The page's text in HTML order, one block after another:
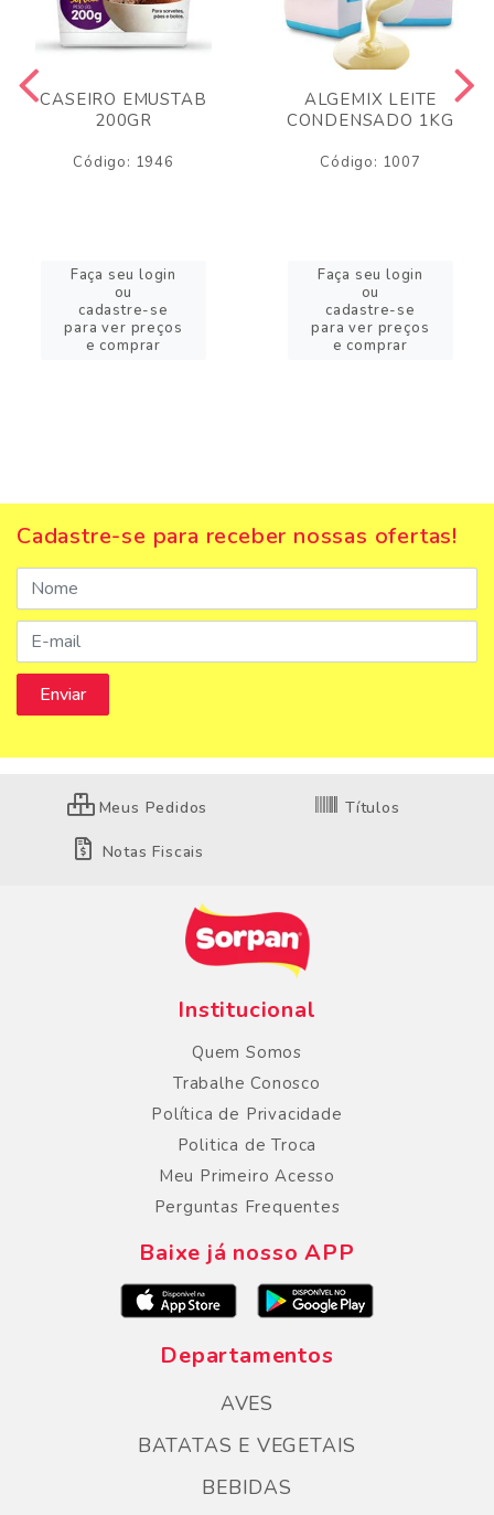
CASEIRO EMUSTAB
200GR
Código: 1946
Faça seu login
ou
cadastre-se
para ver preços
e comprar
ALGEMIX LEITE
CONDENSADO 1KG
Código: 1007
Faça seu login
ou
cadastre-se
para ver preços
e comprar
Cadastre-se para receber nossas ofertas!
Meus Pedidos Títulos
Notas Fiscais
Institucional
Quem Somos
Trabalhe Conosco
Política de Privacidade
Politica de Troca
Meu Primeiro Acesso
Perguntas Frequentes
Baixe já nosso APP
Departamentos
AVES
BATATAS E VEGETAIS
BEBIDAS